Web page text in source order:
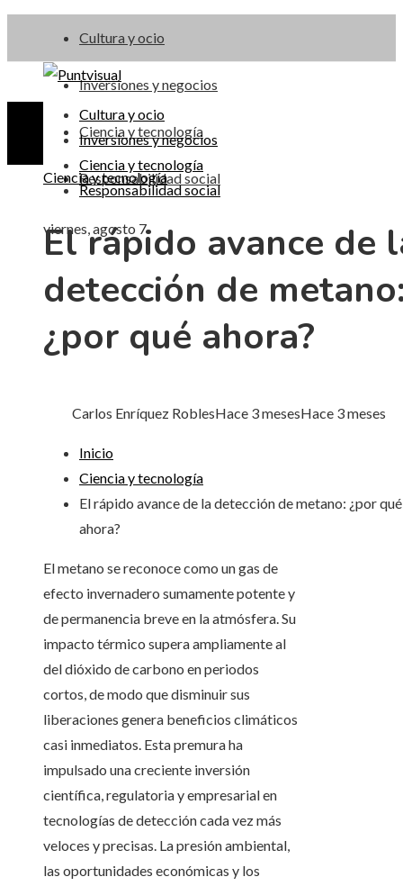
Cultura y ocio
Inversiones y negocios
Ciencia y tecnología
Responsabilidad social
viernes, agosto 7
Cultura y ocio
Inversiones y negocios
Ciencia y tecnología
Responsabilidad social
Ciencia y tecnología
El rápido avance de
detección de
¿por qué ahora?
Carlos Enríquez RoblesHace 3 mesesHace 3 meses
Inicio
Ciencia y tecnología
El rápido avance de la detección de metano: ¿por qué
ahora?
El metano se reconoce como un gas de
efecto invernadero sumamente potente y
de permanencia breve en la atmósfera. Su
impacto térmico supera ampliamente al
del dióxido de carbono en periodos
cortos, de modo que disminuir sus
liberaciones genera beneficios climáticos
casi inmediatos. Esta premura ha
impulsado una creciente inversión
científica, regulatoria y empresarial en
tecnologías de detección cada vez más
veloces y precisas. La presión ambiental,
las oportunidades económicas y los